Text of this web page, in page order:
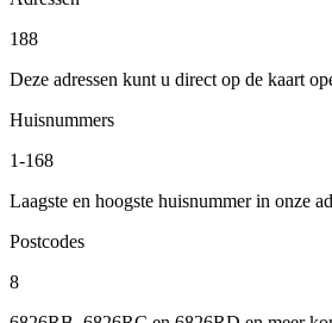
188
Deze adressen kunt u direct op de kaart
Huisnummers
1-168
Laagste en hoogste huisnummer in onze
Postcodes
8